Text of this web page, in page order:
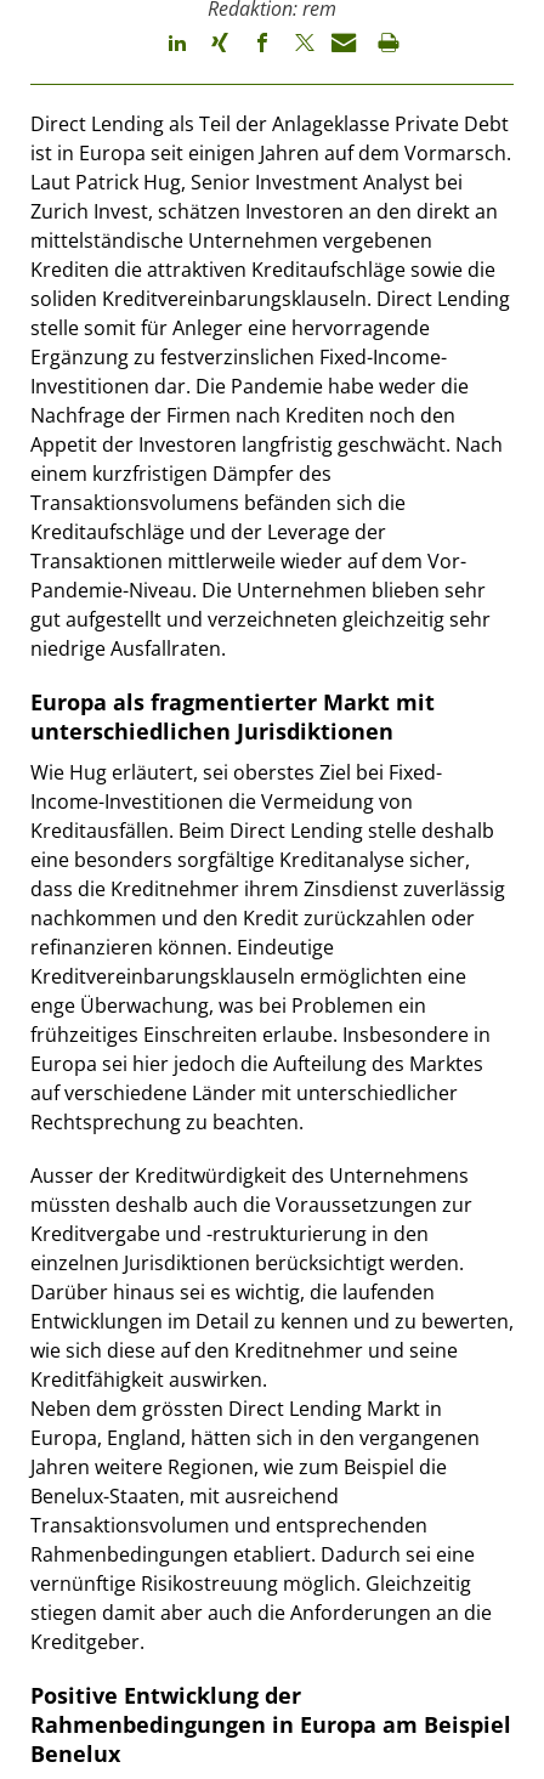
Redaktion: rem
Direct Lending als Teil der Anlageklasse Private Debt
ist in Europa seit einigen Jahren auf dem Vormarsch.
Laut Patrick Hug, Senior Investment Analyst bei
Zurich Invest, schätzen Investoren an den direkt an
mittelständische Unternehmen vergebenen
Krediten die attraktiven Kreditaufschläge sowie die
soliden Kreditvereinbarungsklauseln. Direct Lending
stelle somit für Anleger eine hervorragende
Ergänzung zu festverzinslichen Fixed-Income-
Investitionen dar. Die Pandemie habe weder die
Nachfrage der Firmen nach Krediten noch den
Appetit der Investoren langfristig geschwächt. Nach
einem kurzfristigen Dämpfer des
Transaktionsvolumens befänden sich die
Kreditaufschläge und der Leverage der
Transaktionen mittlerweile wieder auf dem Vor-
Pandemie-Niveau. Die Unternehmen blieben sehr
gut aufgestellt und verzeichneten gleichzeitig sehr
niedrige Ausfallraten.
Europa als fragmentierter Markt mit
unterschiedlichen Jurisdiktionen
Wie Hug erläutert, sei oberstes Ziel bei Fixed-
Income-Investitionen die Vermeidung von
Kreditausfällen. Beim Direct Lending stelle deshalb
eine besonders sorgfältige Kreditanalyse sicher,
dass die Kreditnehmer ihrem Zinsdienst zuverlässig
nachkommen und den Kredit zurückzahlen oder
refinanzieren können. Eindeutige
Kreditvereinbarungsklauseln ermöglichten eine
enge Überwachung, was bei Problemen ein
frühzeitiges Einschreiten erlaube. Insbesondere in
Europa sei hier jedoch die Aufteilung des Marktes
auf verschiedene Länder mit unterschiedlicher
Rechtsprechung zu beachten.
Ausser der Kreditwürdigkeit des Unternehmens
müssten deshalb auch die Voraussetzungen zur
Kreditvergabe und -restrukturierung in den
einzelnen Jurisdiktionen berücksichtigt werden.
Darüber hinaus sei es wichtig, die laufenden
Entwicklungen im Detail zu kennen und zu bewerten,
wie sich diese auf den Kreditnehmer und seine
Kreditfähigkeit auswirken.
Neben dem grössten Direct Lending Markt in
Europa, England, hätten sich in den vergangenen
Jahren weitere Regionen, wie zum Beispiel die
Benelux-Staaten, mit ausreichend
Transaktionsvolumen und entsprechenden
Rahmenbedingungen etabliert. Dadurch sei eine
vernünftige Risikostreuung möglich. Gleichzeitig
stiegen damit aber auch die Anforderungen an die
Kreditgeber.
Positive Entwicklung der
Rahmenbedingungen in Europa am Beispiel
Benelux